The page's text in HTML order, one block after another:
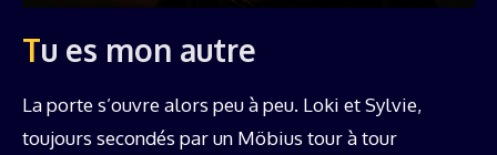
Tu es mon autre
La porte s’ouvre alors peu à peu. Loki et Sylvie,
toujours secondés par un Möbius tour à tour